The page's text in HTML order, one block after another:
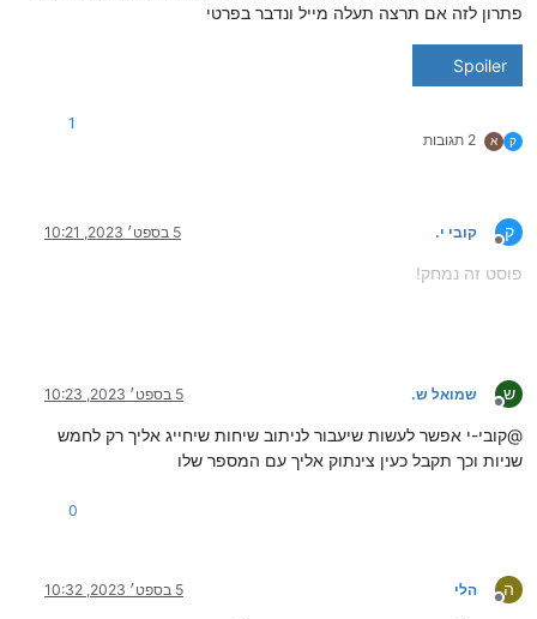
פתרון לזה אם תרצה תעלה מייל ונדבר בפרטי
Spoiler
ק א 2 תגובות
1
ק
מנותק
קובי י. 5 בספט׳ 2023, 10:21
פוסט זה נמחק!
ש
מנותק
שמואל ש. 5 בספט׳ 2023, 10:23
@קובי-י אפשר לעשות שיעבור לניתוב שיחות שיחייג אליך רק לחמש
שניות וכך תקבל כעין צינתוק אליך עם המספר שלו
0
ה
מנותק
הלי 5 בספט׳ 2023, 10:32